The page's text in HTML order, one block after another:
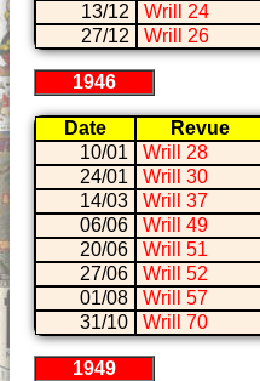
13/12
Wrill 24
27/12
Wrill 26
1946
Date Revue
10/01
Wrill 28
24/01
Wrill 30
14/03
Wrill 37
06/06
Wrill 49
20/06
Wrill 51
27/06
Wrill 52
01/08
Wrill 57
31/10
Wrill 70
1949